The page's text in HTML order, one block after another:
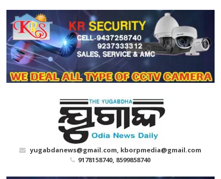
content
yugabdanews@gmail.com, kborpmedia@gmail.com
9178158740, 8599858740